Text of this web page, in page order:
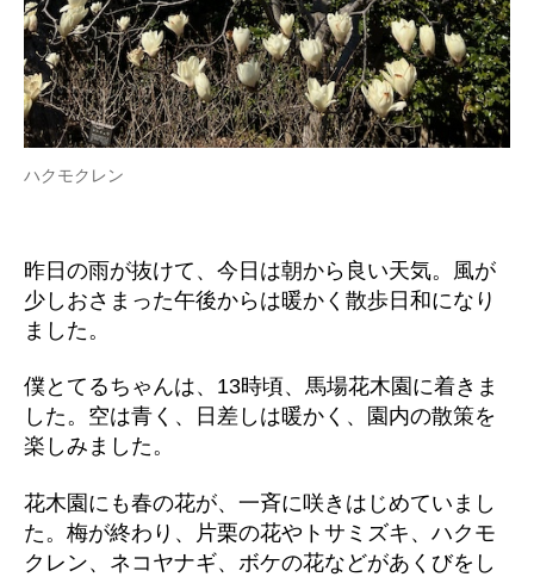
ハクモクレン
昨日の雨が抜けて、今日は朝から良い天気。風が
少しおさまった午後からは暖かく散歩日和になり
ました。
僕とてるちゃんは、13時頃、馬場花木園に着きま
した。空は青く、日差しは暖かく、園内の散策を
楽しみました。
花木園にも春の花が、一斉に咲きはじめていまし
た。梅が終わり、片栗の花やトサミズキ、ハクモ
クレン、ネコヤナギ、ボケの花などがあくびをし